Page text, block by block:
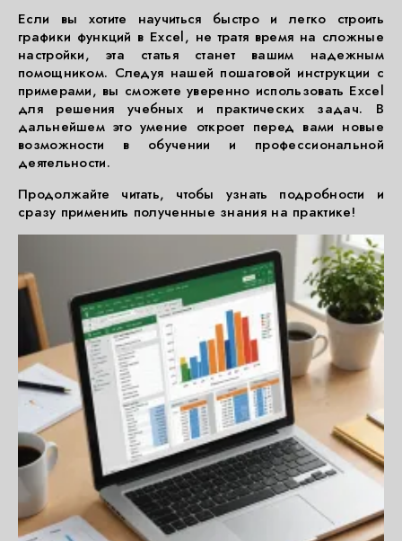
Если вы хотите научиться быстро и легко строить
графики функций в Excel, не тратя время на сложные
настройки, эта статья станет вашим надежным
помощником. Следуя нашей пошаговой инструкции с
примерами, вы сможете уверенно использовать Excel
для решения учебных и практических задач. В
дальнейшем это умение откроет перед вами новые
возможности в обучении и профессиональной
деятельности.
Продолжайте читать, чтобы узнать подробности и
сразу применить полученные знания на практике!